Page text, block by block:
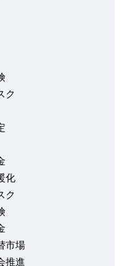
ク
化
ク
市場
推進